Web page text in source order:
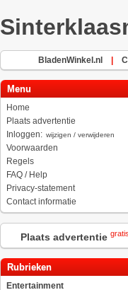
BladenWinkel.nl
Menu
Home
Plaats advertentie
Inloggen: wijzigen / verwijderen
Voorwaarden
Regels
FAQ / Help
Privacy-statement
Contact informatie
Plaats advertentie gratis
Rubrieken
Entertainment